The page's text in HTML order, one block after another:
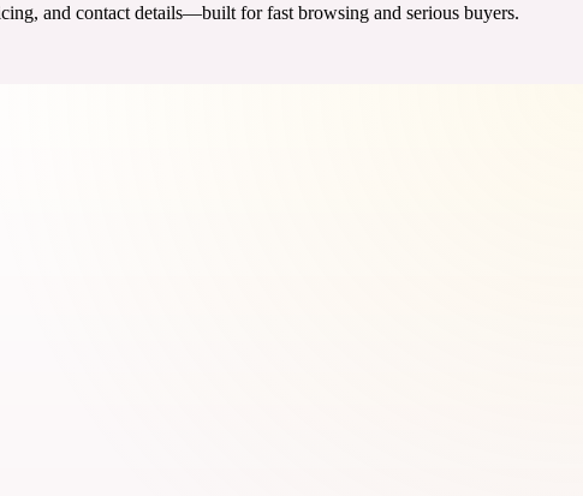
and contact details—built for fast browsing and serious buyers.